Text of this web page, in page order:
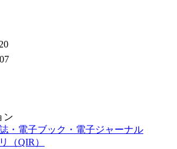
ン
・電子ブック・電子ジャーナル
（QIR）